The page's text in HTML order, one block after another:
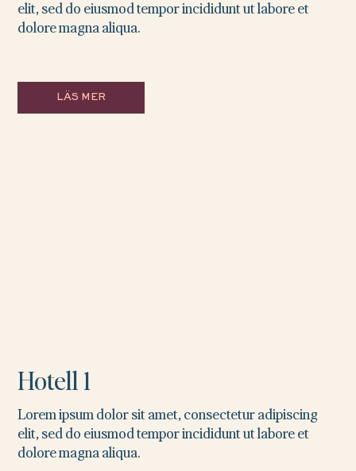
LÄS MER
elit, sed do eiusmod tempor incididunt ut labore et
dolore magna aliqua.
Hotell 1
Lorem ipsum dolor sit amet, consectetur adipiscing
elit, sed do eiusmod tempor incididunt ut labore et
dolore magna aliqua.